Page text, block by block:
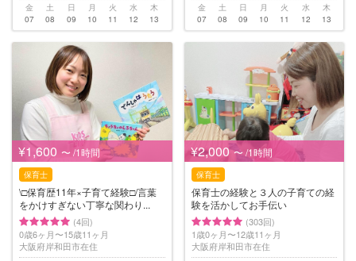
金
07
土
08
日
09
月
10
火
11
水
12
木
13
金
07
土
08
日
09
月
10
火
11
水
12
木
13
¥1,600 〜 /1時間
保育士
\□︎保育歴11年×子育て経験□︎/言葉
をかけすぎない丁寧な関わり...
(4回)
0歳6ヶ月〜15歳11ヶ月
大阪府岸和田市在住
¥2,000 〜 /1時間
保育士
保育士の経験と３人の子育ての経
験を活かしてお手伝い
(303回)
1歳0ヶ月〜12歳11ヶ月
大阪府岸和田市在住